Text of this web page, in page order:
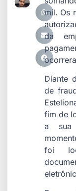
mil. Os
da
Diante
de
fim de
a sua
foi